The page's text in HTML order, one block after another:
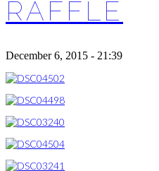
RAFFLE
December 6, 2015 - 21:39